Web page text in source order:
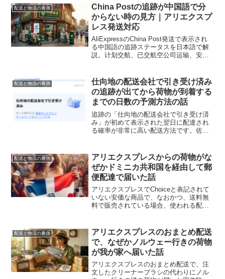
マートクラブ登録が唯一の手掛かりにな
ります。
配送と物流の裏側
China Postの追跡が中国語で分
からない時の見方｜アリエクスプ
レス発送対応
AliExpressのChina Post発送で表示され
る中国語の追跡ステータスを日本語で解
説。计划交航、已交航空公司运输、安检
配送と物流の裏側
仕向地の配送会社で引き受け済み
の追跡が出てから荷物が到着する
までの日数の予測方法の話
追跡の「仕向地の配送会社で引き受け済
み」が初めて表示された翌日に配達され
る確率が非常に高い配送方法です。佐川
配送と物流の裏側
アリエクスプレスからの荷物がな
ぜかドミニカ共和国を経由して郵
便配達で届いた話
アリエクスプレスでChoiceと表記されて
いない安価な商品で、なおかつ、送料無
料で販売されている場合、使われる配送
を要すことになります。日本国内から海
外へ普通郵便で郵送...
配送と物流の裏側
アリエクスプレスのおまとめ配送
で、なぜかノルウェー行きの荷物
が我が家へ届いた話
アリエクスプレスのおまとめ配送で、注
文したクリーナーブラシの代わりにノル